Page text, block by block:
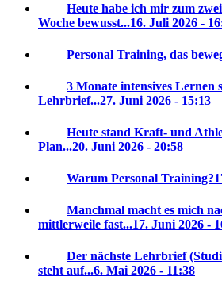
Heute habe ich mir zum
Woche bewusst...16. Juli 2026 -
Personal Training, das
3 Monate intensives Lernen
Lehrbrief...27. Juni 2026 - 15:13
Heute stand Kraft- und
Plan...20. Juni 2026 - 20:58
Warum Personal Training?
Manchmal macht es mich
mittlerweile fast...17. Juni 2026 -
Der nächste Lehrbrief
steht auf...6. Mai 2026 - 11:38